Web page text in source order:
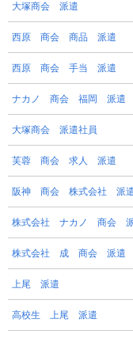
大塚商会 派遣
西原 商会 商品 派遣
西原 商会 手当 派遣
ナカノ 商会 福岡 派遣
大塚商会 派遣社員
芙蓉 商会 求人 派遣
阪神 商会 株式会社 派
株式会社 ナカノ 商会
株式会社 成 商会 派遣
上尾 派遣
高校生 上尾 派遣